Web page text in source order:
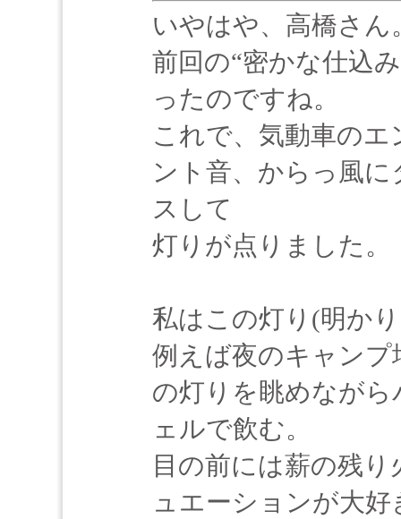
いやはや、高橋さ
前回の“密かな仕込
ったのですね。
これで、気動車の
ント音、からっ風
スして
灯りが点りました。
私はこの灯り(明か
例えば夜のキャン
の灯りを眺めなが
ェルで飲む。
目の前には薪の残
ュエーションが大